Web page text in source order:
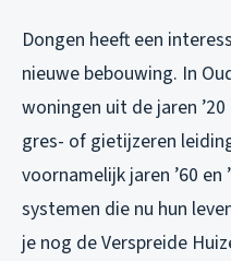
Dongen heeft een
nieuwe bebouwing. In
woningen uit de jaren
gres- of gietijzeren
voornamelijk jaren ’60 en
systemen die nu hun
je nog de Verspreide